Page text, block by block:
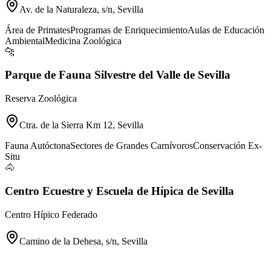
Av. de la Naturaleza, s/n, Sevilla
Área de PrimatesProgramas de EnriquecimientoAulas de Educación
AmbientalMedicina Zoológica
🐆
Parque de Fauna Silvestre del Valle de Sevilla
Reserva Zoológica
Ctra. de la Sierra Km 12, Sevilla
Fauna AutóctonaSectores de Grandes CarnívorosConservación Ex-
Situ
🐴
Centro Ecuestre y Escuela de Hípica de Sevilla
Centro Hípico Federado
Camino de la Dehesa, s/n, Sevilla